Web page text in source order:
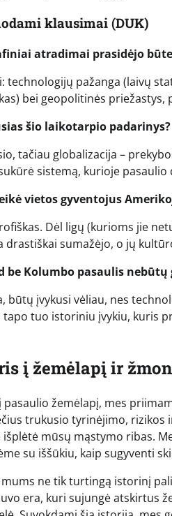
klausimai (DUK)
atradimai prasidėjo
technologijų pažanga (laivų
bei geopolitinės
šio laikotarpio padarinys?
tačiau globalizacija –
sistemą, kurioje
vietos gyventojus
Dėl ligų (kurioms jie
drastiškai sumažėjo, o jų
be Kolumbo pasaulis nebūtų
būtų įvykusi vėliau, nes
tapo tuo istoriniu įvykiu, kuris
į žemėlapį ir
pasaulio žemėlapį, mes
trukusio tyrinėjimo,
išplėtė mūsų mąstymo ribas.
su iššūkiu, kaip sugyventi
ne tik turtingą istorinį
era, kuri sujungė atskirtus